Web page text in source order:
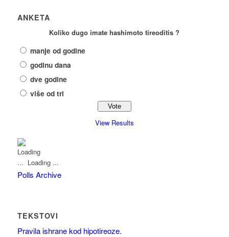
ANKETA
Koliko dugo imate hashimoto tireoditis ?
manje od godine
godinu dana
dve godine
više od tri
View Results
Loading ...
Polls Archive
TEKSTOVI
Pravila ishrane kod hipotireoze.